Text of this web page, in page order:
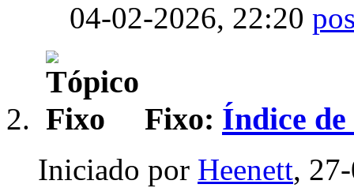
04-02-2026, 22:20
Fixo: Índice
Iniciado por Heenett,